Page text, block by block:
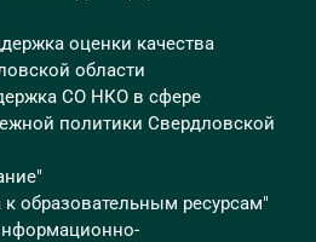
оценки качества
области
СО НКО в сфере
политики Свердловской
образовательным ресурсам"